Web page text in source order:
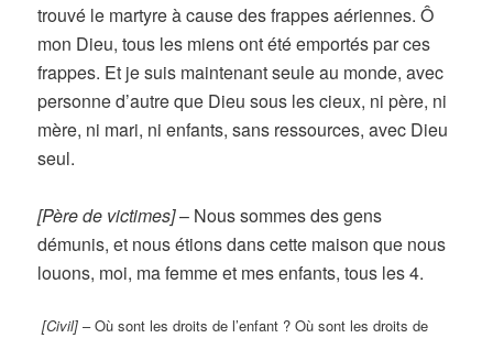
trouvé le martyre à cause des frappes aériennes. Ô
mon Dieu, tous les miens ont été emportés par ces
frappes. Et je suis maintenant seule au monde, avec
personne d’autre que Dieu sous les cieux, ni père, ni
mère, ni mari, ni enfants, sans ressources, avec Dieu
seul.
[Père de victimes]– Nous sommes des gens
démunis, et nous étions dans cette maison que nous
louons, moi, ma femme et mes enfants, tous les 4.
[Civil]–Où sont les droits de l’enfant ? Où sont les droits de